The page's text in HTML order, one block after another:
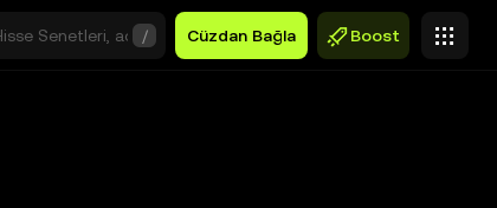
/ Cüzdan Bağla Boost